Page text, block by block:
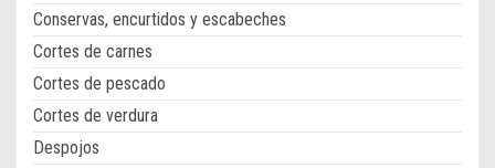
Conservas, encurtidos y escabeches
Cortes de carnes
Cortes de pescado
Cortes de verdura
Despojos